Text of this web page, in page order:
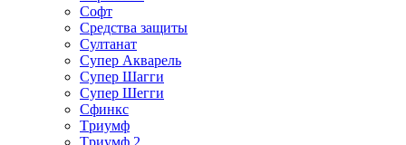
Софт
Средства защиты
Султанат
Супер Акварель
Супер Шагги
Супер Шегги
Сфинкс
Тpиумф